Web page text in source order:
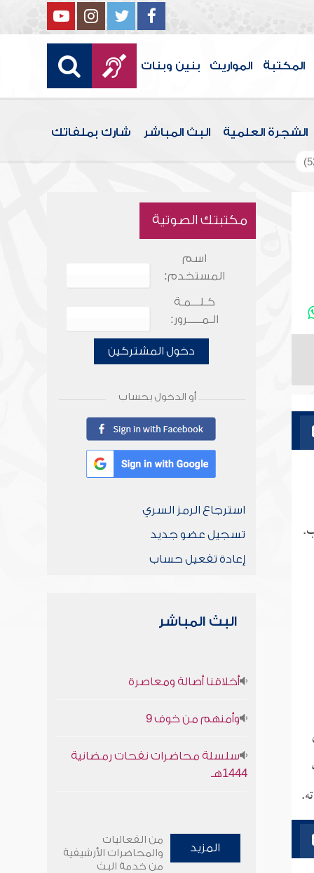
المكتبة المواريث بنين وبنات
الشجرة العلمية البث المباشر شارك بملفاتك
مكتبتك الصوتية
اسم
المستخدم:
كـلـــمـة
الـمـــــرور:
دخول المشتركين
أو الدخول بحساب
استرجاع الرمز السري
تسجيل عضو جديد
إعادة تفعيل حساب
البث المباشر
أخلاقنا أصالة ومعاصرة
وأمنهم من خوف 9
سلسلة محاضرات نفحات رمضانية
1444هـ
المزيد
من الفعاليات
والمحاضرات الأرشيفية
من خدمة البث